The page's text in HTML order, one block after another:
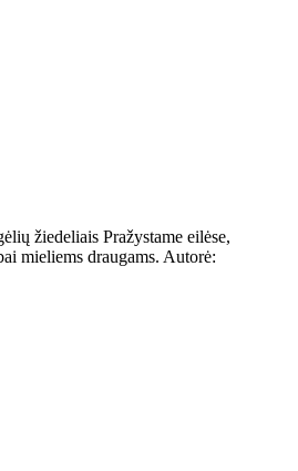
žiedeliais Pražystame eilėse,
mieliems draugams. Autorė: